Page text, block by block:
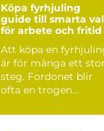
Köpa fyrhjuling
guide till smarta val
för arbete och fritid
Att köpa en
är för många ett
steg. Fordonet blir
ofta en trogen